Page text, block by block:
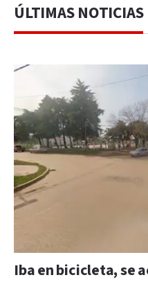
ÚLTIMAS NOTICIAS
Iba en bicicleta, se